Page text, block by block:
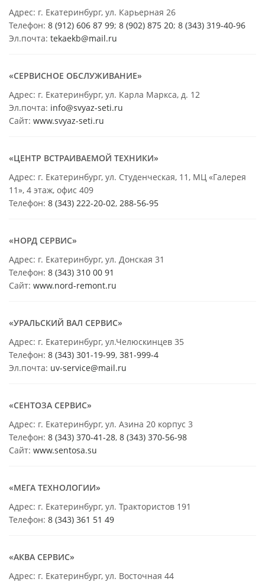
Адрес: г. Екатеринбург, ул. Карьерная 26
Телефон: 8 (912) 606 87 99; 8 (902) 875 20; 8 (343) 319-40-96
Эл.почта: tekaekb@mail.ru
«СЕРВИСНОЕ ОБСЛУЖИВАНИЕ»
Адрес: г. Екатеринбург, ул. Карла Маркса, д. 12
Эл.почта: info@svyaz-seti.ru
Сайт: www.svyaz-seti.ru
«ЦЕНТР ВСТРАИВАЕМОЙ ТЕХНИКИ»
Адрес: г. Екатеринбург, ул. Студенческая, 11, МЦ «Галерея
11», 4 этаж, офис 409
Телефон: 8 (343) 222-20-02, 288-56-95
«НОРД СЕРВИС»
Адрес: г. Екатеринбург, ул. Донская 31
Телефон: 8 (343) 310 00 91
Сайт: www.nord-remont.ru
«УРАЛЬСКИЙ ВАЛ СЕРВИС»
Адрес: г. Екатеринбург, ул.Челюскинцев 35
Телефон: 8 (343) 301-19-99, 381-999-4
Эл.почта: uv-service@mail.ru
«СЕНТОЗА СЕРВИС»
Адрес: г. Екатеринбург, ул. Азина 20 корпус 3
Телефон: 8 (343) 370-41-28, 8 (343) 370-56-98
Сайт: www.sentosa.su
«МЕГА ТЕХНОЛОГИИ»
Адрес: г. Екатеринбург, ул. Трактористов 191
Телефон: 8 (343) 361 51 49
«АКВА СЕРВИС»
Адрес: г. Екатеринбург, ул. Восточная 44